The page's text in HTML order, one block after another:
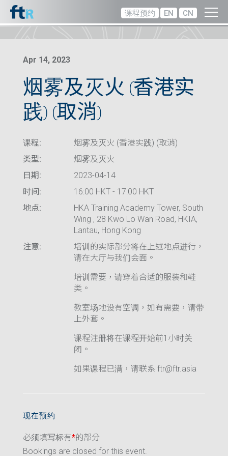
课程预约 EN CN
Apr 14, 2023
烟雾及灭火 (香港实
践) (取消)
课程:
烟雾及灭火 (香港实践) (取消)
类型:
烟雾及灭火
日期:
2023-04-14
时间:
16:00 HKT - 17:00 HKT
地点:
HKA Training Academy Tower, South
Wing , 28 Kwo Lo Wan Road, HKIA,
Lantau, Hong Kong
注意:
培训的实际部分将在上述地点进行，
请在大厅与我们会面。
培训需要，请穿着合适的服装和鞋
类。
教室场地设有空调，如有需要，请带
上外套。
课程注册将在课程开始前1小时关
闭。
如果课程已满，请联系 ftr@ftr.asia
现在预约
必须填写标有*的部分
Bookings are closed for this event.